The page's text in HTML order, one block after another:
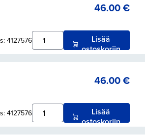
46.00€
4127576
Lisää
ostoskoriin
46.00€
4127576
Lisää
ostoskoriin